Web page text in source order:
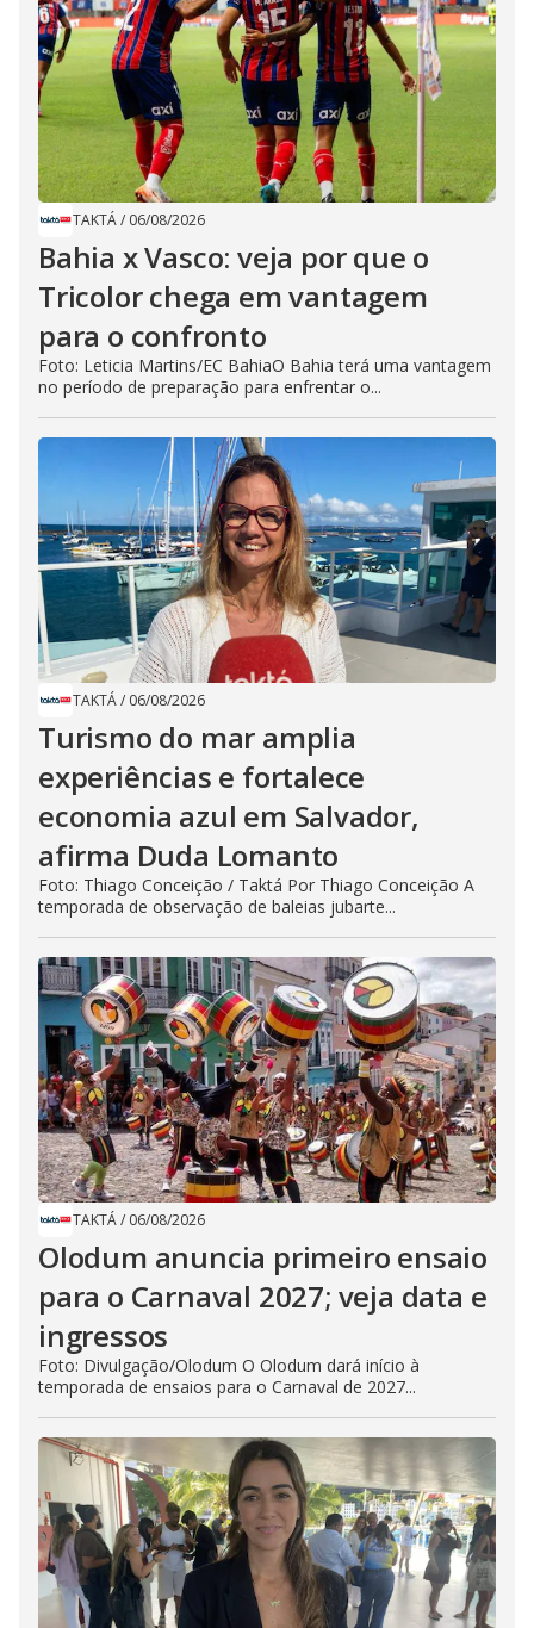
TAKTÁ/ 06/08/2026
Bahia x Vasco: veja por que o
Tricolor chega em vantagem
para o confronto
Foto: Leticia Martins/EC BahiaO Bahia terá uma vantagem
no período de preparação para enfrentar o...
TAKTÁ/ 06/08/2026
Turismo do mar amplia
experiências e fortalece
economia azul em Salvador,
afirma Duda Lomanto
Foto: Thiago Conceição / Taktá Por Thiago Conceição A
temporada de observação de baleias jubarte...
TAKTÁ/ 06/08/2026
Olodum anuncia primeiro ensaio
para o Carnaval 2027; veja data e
ingressos
Foto: Divulgação/Olodum O Olodum dará início à
temporada de ensaios para o Carnaval de 2027...